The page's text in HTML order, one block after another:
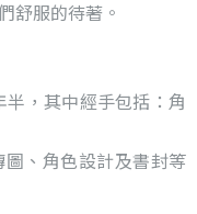
舒服的待著。
，其中經手包括：角
、角色設計及書封等